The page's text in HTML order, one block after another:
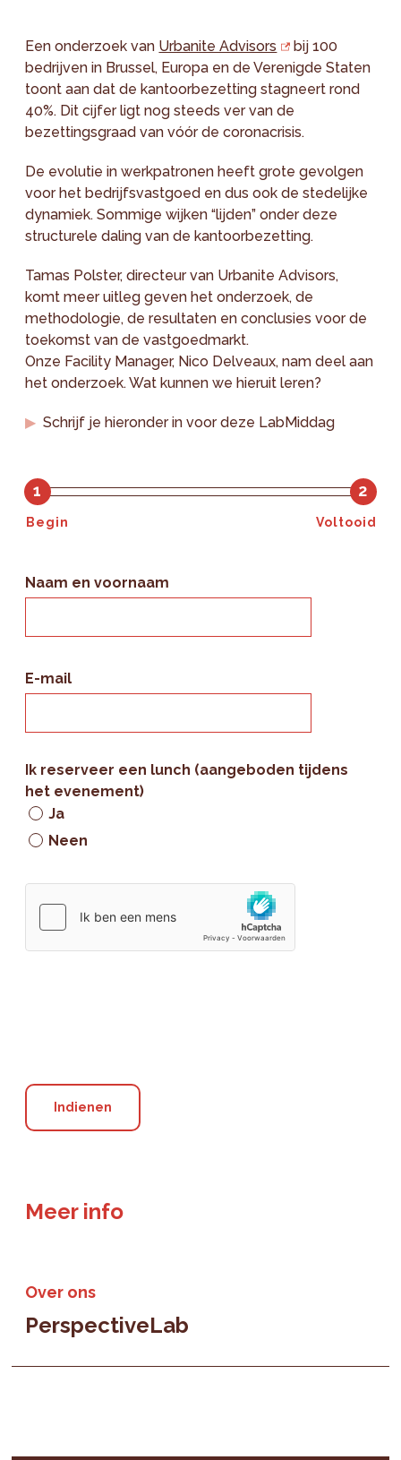
Een onderzoek van Urbanite Advisors
bij 100
bedrijven in Brussel, Europa en de Verenigde Staten
toont aan dat de kantoorbezetting stagneert rond
40%. Dit cijfer ligt nog steeds ver van de
bezettingsgraad van vóór de coronacrisis.
De evolutie in werkpatronen heeft grote gevolgen
voor het bedrijfsvastgoed en dus ook de stedelijke
dynamiek. Sommige wijken “lijden” onder deze
structurele daling van de kantoorbezetting.
Tamas Polster, directeur van Urbanite Advisors,
komt meer uitleg geven het onderzoek, de
methodologie, de resultaten en conclusies voor de
toekomst van de vastgoedmarkt.
Onze Facility Manager, Nico Delveaux, nam deel aan
het onderzoek. Wat kunnen we hieruit leren?
Schrijf je hieronder in voor deze LabMiddag
1
Begin
2
Voltooid
Naam en voornaam
E-mail
Ik reserveer een lunch (aangeboden tijdens
het evenement)
Ja
Neen
Meer info
Over ons
PerspectiveLab